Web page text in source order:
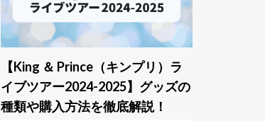
【King ＆ Prince（キンプリ）ラ
イブツアー2024-2025】グッズの
種類や購入方法を徹底解説！